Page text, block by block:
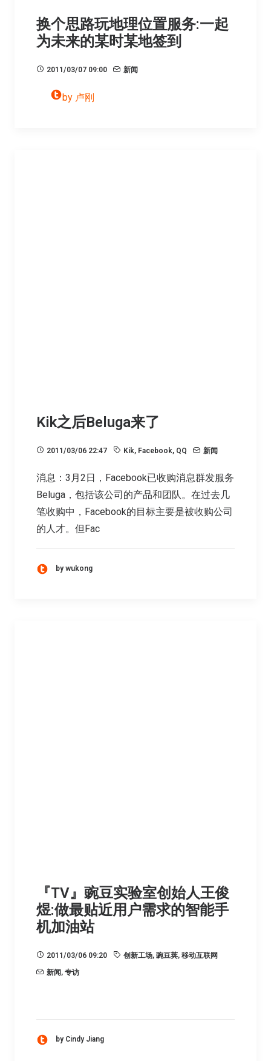
换个思路玩地理位置服务:一起
为未来的某时某地签到
2011/03/07 09:00 新闻
by 卢刚
Kik之后Beluga来了
2011/03/06 22:47 Kik, Facebook, QQ 新闻
消息：3月2日，Facebook已收购消息群发服务
Beluga，包括该公司的产品和团队。在过去几
笔收购中，Facebook的目标主要是被收购公司
的人才。但Fac
by wukong
『TV』豌豆实验室创始人王俊
煜:做最贴近用户需求的智能手
机加油站
2011/03/06 09:20 创新工场, 豌豆荚, 移动互联网
新闻 , 专访
by Cindy Jiang